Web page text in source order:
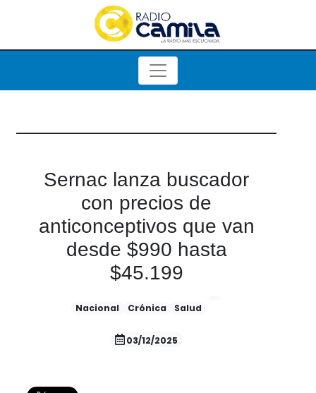
Sernac lanza buscador
con precios de
anticonceptivos que van
desde $990 hasta
$45.199
Nacional Crónica Salud
03/12/2025